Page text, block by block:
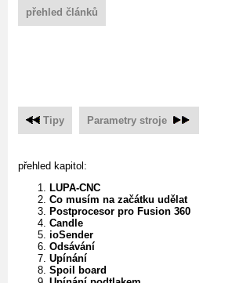
přehled článků
Tipy Parametry stroje
přehled kapitol:
LUPA-CNC
Co musím na začátku udělat
Postprocesor pro Fusion 360
Candle
ioSender
Odsávání
Upínání
Spoil board